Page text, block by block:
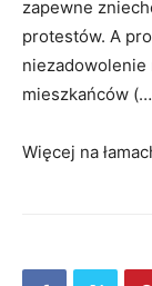
zapewne
protestów. A
niezadowolenie
mieszkańców
Więcej na